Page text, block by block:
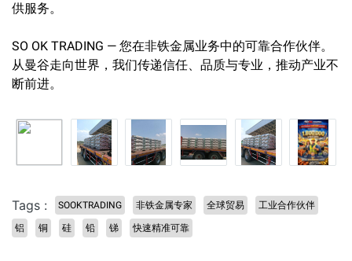
供服务。
SO OK TRADING — 您在非铁金属业务中的可靠合作伙伴。
从曼谷走向世界，我们传递信任、品质与专业，推动产业不
断前进。
Tags : SOOKTRADING 非铁金属专家 全球贸易 工业合作伙伴
铝 铜 硅 铅 锑 快速精准可靠